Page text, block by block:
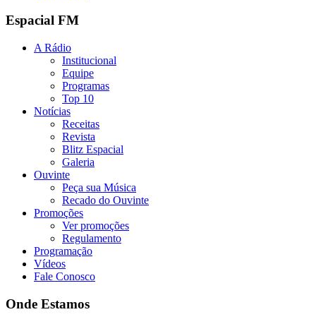
Espacial FM
A Rádio
Institucional
Equipe
Programas
Top 10
Notícias
Receitas
Revista
Blitz Espacial
Galeria
Ouvinte
Peça sua Música
Recado do Ouvinte
Promoções
Ver promoções
Regulamento
Programação
Vídeos
Fale Conosco
Onde Estamos